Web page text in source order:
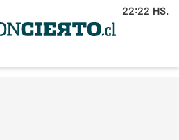
22:22 HS.